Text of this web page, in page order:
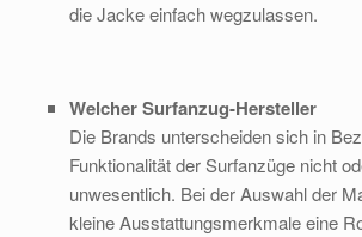
die Jacke einfach wegzulassen.
Welcher Surfanzug-Hersteller
Die Brands unterscheiden sich in
Funktionalität der Surfanzüge nicht
unwesentlich. Bei der Auswahl der
kleine Ausstattungsmerkmale eine